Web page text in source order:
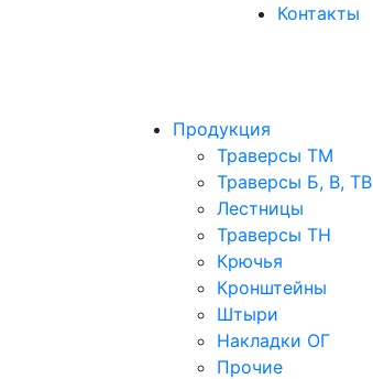
Контакты
Продукция
Траверсы ТМ
Траверсы Б, В, ТВ
Лестницы
Траверсы ТН
Крючья
Кронштейны
Штыри
Накладки ОГ
Прочие